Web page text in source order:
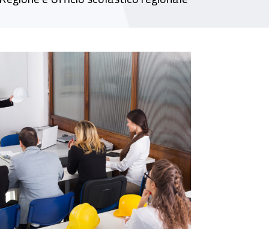
trasversali e l’orientamento